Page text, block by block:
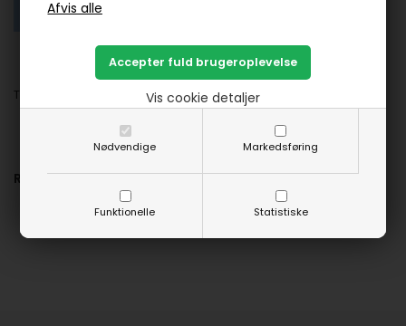
Nødvendige Markedsføring
Funktionelle Statistiske
Vis cookie detaljer
Tak for du støtter HANNES patchwork.❤️
Relaterede artikler: